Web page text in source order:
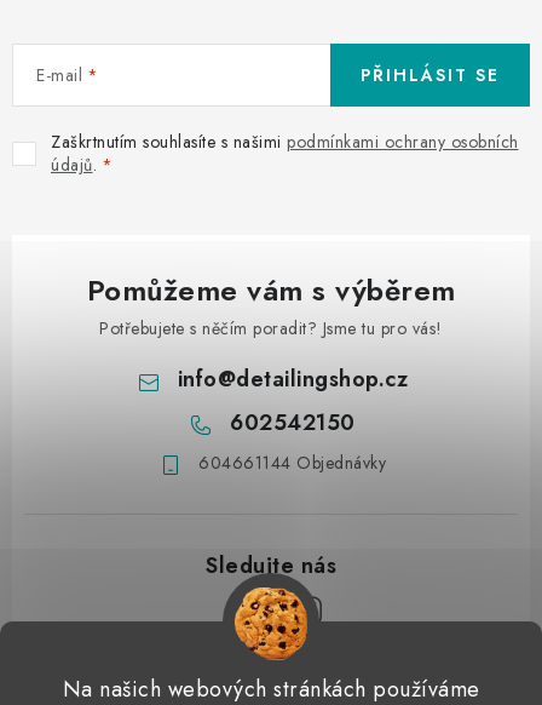
Na našich webových stránkách používáme
E-mail
Zaškrtnutím souhlasíte s našimi podmínkami ochrany osobních
údajů.
PŘIHLÁSIT SE
Pomůžeme vám s výběrem
Potřebujete s něčím poradit? Jsme tu pro vás!
info@detailingshop.cz
602542150
604661144 Objednávky